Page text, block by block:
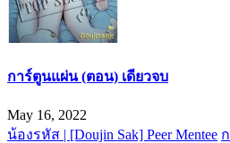
การ์ตูนแผ่น (ตอน) เดียวจบ
May 16, 2022
น้องรหัส | [Doujin Sak] Peer Mentee